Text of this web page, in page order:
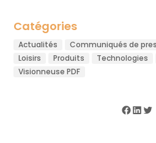
Catégories
Actualités Communiqués de
Loisirs
Produits Technologies
Visionneuse PDF